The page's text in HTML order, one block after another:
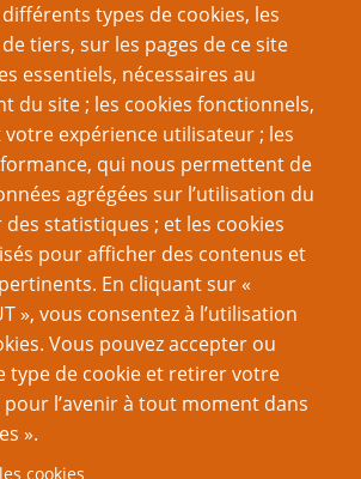
types de cookies, les
tiers, sur les pages de ce site
essentiels, nécessaires au
du site ; les cookies fonctionnels,
expérience utilisateur ; les
qui nous permettent de
agrégées sur l’utilisation du
des statistiques ; et les cookies
pour afficher des contenus et
En cliquant sur «
», vous consentez à l’utilisation
Vous pouvez accepter ou
type de cookie et retirer votre
l’avenir à tout moment dans
».
cookies
foule
c'est l'essentiel
rôliste LNIST êtes-vous ?
: debriefing
des pros
son jeu de rôle
Page
précédente
‹‹ 2
Page
suivante
››
AUSSI
Rôles : des biais de genre ?
: mode sans échec